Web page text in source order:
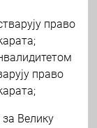
право
право
Велику